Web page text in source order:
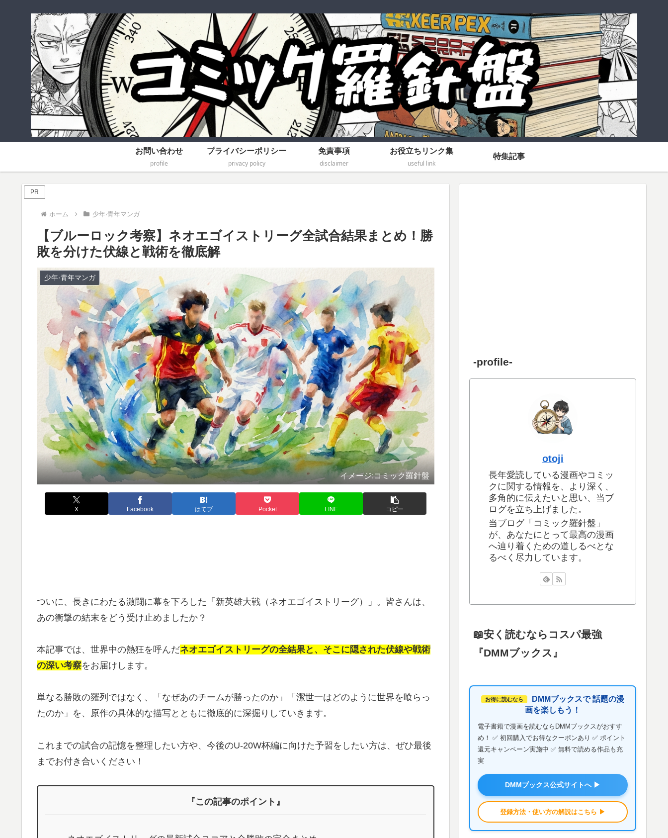
お問い合わせ
profile
プライバシーポリシー
privacy policy
免責事項
disclaimer
お役立ちリンク集
useful link
特集記事
PR
ホーム 少年·青年マンガ
​【ブルーロック考察】ネオエゴイストリーグ全試合結果まとめ！勝
敗を分けた伏線と戦術を徹底解
少年·青年マンガ
イメージ:コミック羅針盤
X Facebook はてブ Pocket LINE コピー
ついに、長きにわたる激闘に幕を下ろした「新英雄大戦（ネオエゴイストリーグ）」。皆さんは、
あの衝撃の結末をどう受け止めましたか？
本記事では、世界中の熱狂を呼んだネオエゴイストリーグの全結果と、そこに隠された伏線や戦術
の深い考察をお届けします。
単なる勝敗の羅列ではなく、「なぜあのチームが勝ったのか」「潔世一はどのように世界を喰らっ
たのか」を、原作の具体的な描写とともに徹底的に深掘りしていきます。
これまでの試合の記憶を整理したい方や、今後のU-20W杯編に向けた予習をしたい方は、ぜひ最後
までお付き合いください！
『この記事のポイント』
-profile-
otoji
長年愛読している漫画やコミッ
クに関する情報を、より深く、
多角的に伝えたいと思い、当ブ
ログを立ち上げました。
当ブログ「コミック羅針盤」
が、あなたにとって最高の漫画
へ辿り着くための道しるべとな
るべく尽力しています。
📖安く読むならコスパ最強
『DMMブックス』
お得に読むなら
DMMブックスで 話題の漫
画を楽しもう！
電子書籍で漫画を読むならDMMブックスがおすす
め！ ✅ 初回購入でお得なクーポンあり ✅ ポイント
還元キャンペーン実施中 ✅ 無料で読める作品も充
実
DMMブックス公式サイトへ ▶
登録方法・使い方の解説はこちら ▶